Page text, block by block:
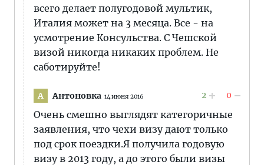
всего делает полугодовой мультик,
Италия может на 3 месяца. Все - на
усмотрение Консульства. С Чешской
визой никогда никаких проблем. Не
саботируйте!
А Антоновка 14 июня 2016 2 0
Очень смешно выглядят категоричные
заявления, что чехи визу дают только
под срок поездки.Я получила годовую
визу в 2013 году, а до этого были визы